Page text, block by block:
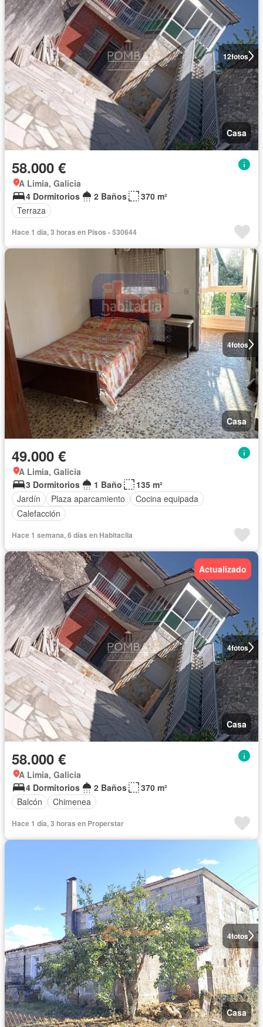
12fotos
Casa
58.000 €
A Limia, Galicia
4 Dormitorios
2 Baños
370 m²
Terraza
Hace 1 día, 3 horas en Pisos - 530644
4fotos
Casa
49.000 €
A Limia, Galicia
3 Dormitorios
1 Baño
135 m²
Jardín
Plaza aparcamiento
Cocina equipada
Calefacción
Hace 1 semana, 6 días en Habitaclia
4fotos
Actualizado
Casa
58.000 €
A Limia, Galicia
4 Dormitorios
2 Baños
370 m²
Balcón
Chimenea
Hace 1 día, 3 horas en Properstar
4fotos
Casa